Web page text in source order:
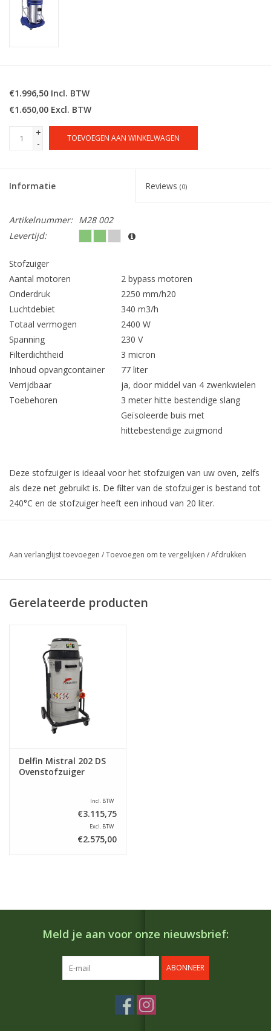
€1.996,50 Incl. BTW
€1.650,00 Excl. BTW
+
-
TOEVOEGEN AAN WINKELWAGEN
Informatie Reviews (0)
Artikelnummer: M28 002
Levertijd:
Stofzuiger
Aantal motoren
2 bypass motoren
Onderdruk
2250 mm/h20
Luchtdebiet
340 m3/h
Totaal vermogen
2400 W
Spanning
230 V
Filterdichtheid
3 micron
Inhoud opvangcontainer
77 liter
Verrijdbaar
ja, door middel van 4 zwenkwielen
Toebehoren
3 meter hitte bestendige slang
Geïsoleerde buis met
hittebestendige zuigmond
Deze stofzuiger is ideaal voor het stofzuigen van uw oven, zelfs
als deze net gebruikt is. De filter van de stofzuiger is bestand tot
240°C en de stofzuiger heeft een inhoud van 20 liter.
Aan verlanglijst toevoegen /Toevoegen om te vergelijken /Afdrukken
Gerelateerde producten
Delfin Mistral 202 DS
Ovenstofzuiger
Incl. BTW
€3.115,75
Excl. BTW
€2.575,00
Meld je aan voor onze nieuwsbrief:
ABONNEER